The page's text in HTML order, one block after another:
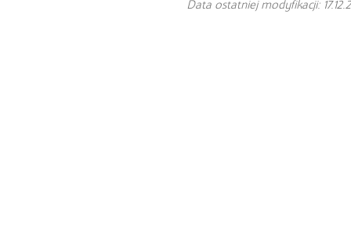
Data ostatniej modyfikacji: